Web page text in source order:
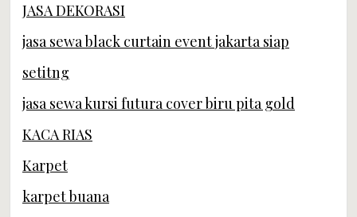
JASA DEKORASI
jasa sewa black curtain event jakarta siap
setitng
jasa sewa kursi futura cover biru pita gold
KACA RIAS
Karpet
karpet buana